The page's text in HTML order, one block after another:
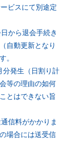
ビスにて別途定
から退会手続き
自動更新となり
。
分発生（日割り計
等の理由の如何
とはできない旨
信料がかかりま
場合には送受信